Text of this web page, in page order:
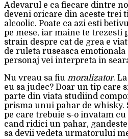
Adevarul e ca fiecare dintre
deveni oricare din aceste trei
alcoolic. Poate ca azi esti
pe mese, iar maine te trezesti
strain despre cat de grea e
de ruleta ruseasca
personaj vei interpreta in
Nu vreau sa fiu moralizator.
eu sa judec? Doar un tip care
parte din viata studiind
prisma unui pahar de whisky.
pe care trebuie s-o invatam
cand ridici un pahar,
sa devii vedeta urmatorului